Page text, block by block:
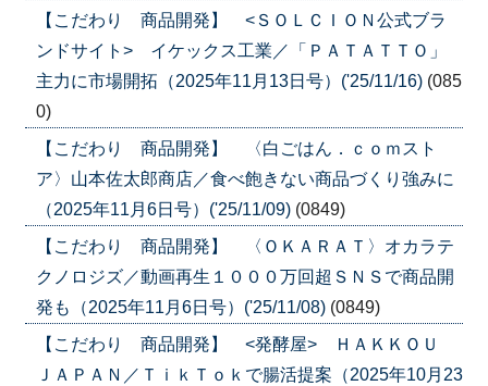
【こだわり 商品開発】 <ＳＯＬＣＩＯＮ公式ブラ
ンドサイト> イケックス工業／「ＰＡＴＡＴＴＯ」
主力に市場開拓（2025年11月13日号）('25/11/16) (085
0)
【こだわり 商品開発】 〈白ごはん．ｃｏｍスト
ア〉山本佐太郎商店／食べ飽きない商品づくり強みに
（2025年11月6日号）('25/11/09) (0849)
【こだわり 商品開発】 〈ＯＫＡＲＡＴ〉オカラテ
クノロジズ／動画再生１０００万回超ＳＮＳで商品開
発も（2025年11月6日号）('25/11/08) (0849)
【こだわり 商品開発】 <発酵屋> ＨＡＫＫＯＵ
ＪＡＰＡＮ／ＴｉｋＴｏｋで腸活提案（2025年10月23